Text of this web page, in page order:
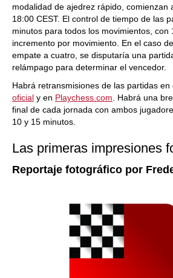
modalidad de ajedrez rápido, comienzan
18:00 CEST. El control de tiempo de las
minutos para todos los movimientos, con
incremento por movimiento. En el caso
empate a cuatro, se disputaría una
relámpago para determinar el vencedor.
Habrá retransmisiones de las partidas en
oficial y en Playchess.com . Habrá una
final de cada jornada con ambos
10 y 15 minutos.
Las primeras impresiones
Reportaje fotográfico por